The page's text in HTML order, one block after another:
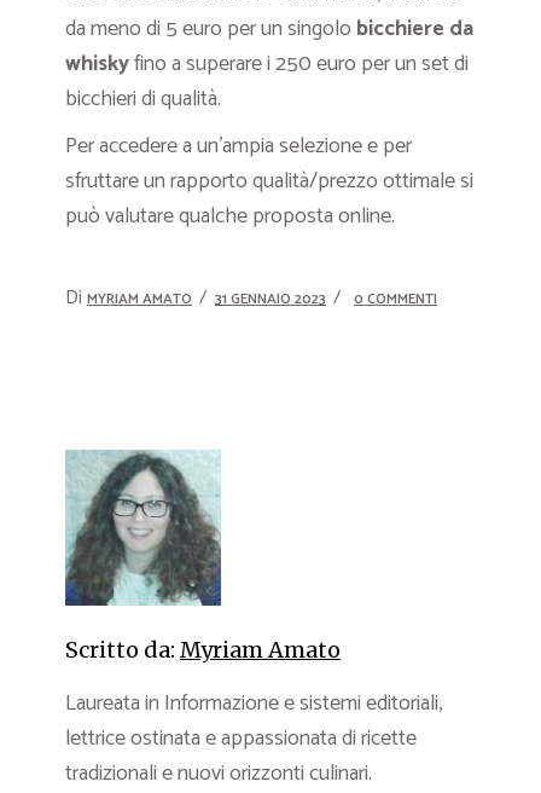
da meno di 5 euro per un singolo bicchiere da
whiskyfino a superare i 250 euro per un set di
bicchieri di qualità.
Per accedere a un’ampia selezione e per
sfruttare un rapporto qualità/prezzo ottimale si
può valutare qualche proposta online.
Di MYRIAM AMATO 31 GENNAIO 2023 0 COMMENTI
Scritto da: Myriam Amato
Laureata in Informazione e sistemi editoriali,
lettrice ostinata e appassionata di ricette
tradizionali e nuovi orizzonti culinari.